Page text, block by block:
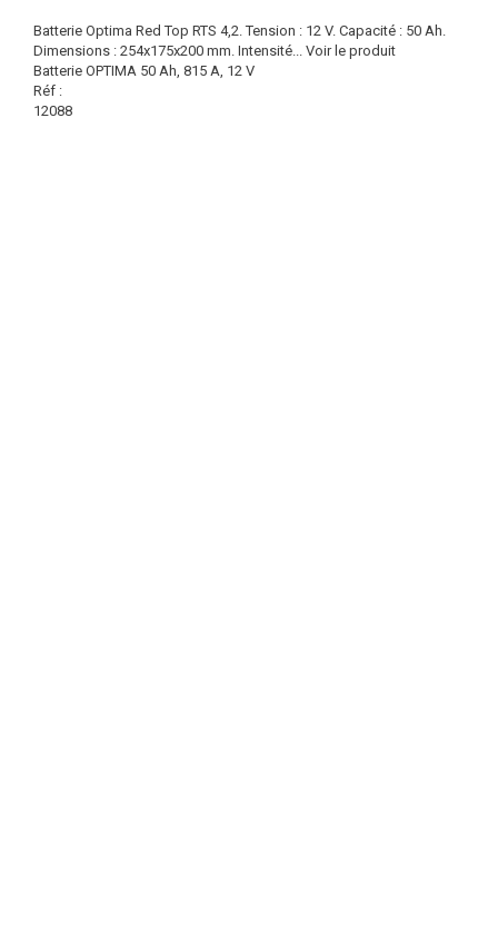
Batterie Optima Red Top RTS 4,2. Tension : 12 V. Capacité : 50 Ah.
Dimensions : 254x175x200 mm. Intensité... Voir le produit
Batterie OPTIMA 50 Ah, 815 A, 12 V
Réf :
12088